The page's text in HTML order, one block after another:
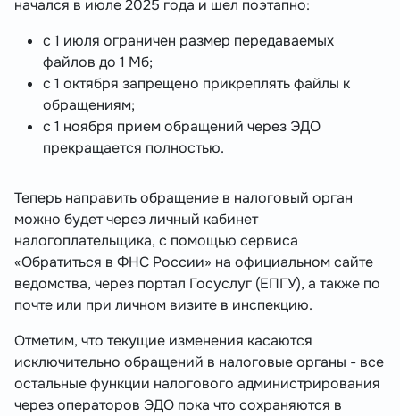
начался в июле 2025 года и шел поэтапно:
с 1 июля ограничен размер передаваемых
файлов до 1 Мб;
с 1 октября запрещено прикреплять файлы к
обращениям;
с 1 ноября прием обращений через ЭДО
прекращается полностью.
Теперь направить обращение в налоговый орган
можно будет через личный кабинет
налогоплательщика, с помощью сервиса
«Обратиться в ФНС России» на официальном сайте
ведомства, через портал Госуслуг (ЕПГУ), а также по
почте или при личном визите в инспекцию.
Отметим, что текущие изменения касаются
исключительно обращений в налоговые органы - все
остальные функции налогового администрирования
через операторов ЭДО пока что сохраняются в